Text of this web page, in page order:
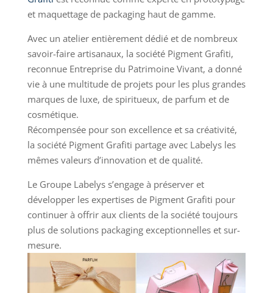
et maquettage de packaging haut de gamme.
Avec un atelier entièrement dédié et de nombreux
savoir-faire artisanaux, la société Pigment Grafiti,
reconnue Entreprise du Patrimoine Vivant, a donné
vie à une multitude de projets pour les plus grandes
marques de luxe, de spiritueux, de parfum et de
cosmétique.
Récompensée pour son excellence et sa créativité,
la société Pigment Grafiti partage avec Labelys les
mêmes valeurs d’innovation et de qualité.
Le Groupe Labelys s’engage à préserver et
développer les expertises de Pigment Grafiti pour
continuer à offrir aux clients de la société toujours
plus de solutions packaging exceptionnelles et sur-
mesure.